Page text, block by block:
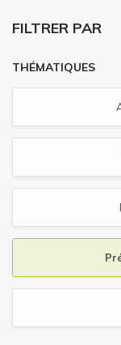
FILTRER PAR
THÉMATIQUES